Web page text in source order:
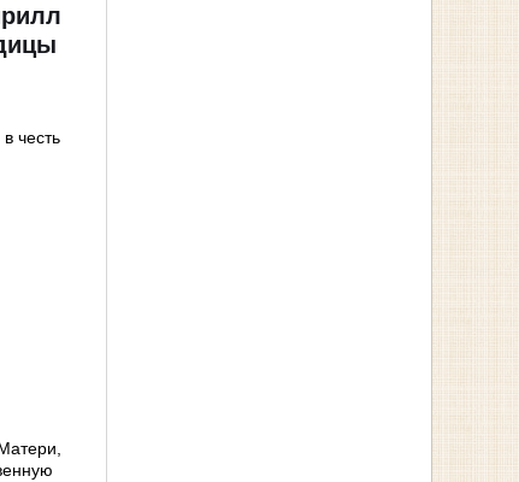
честь